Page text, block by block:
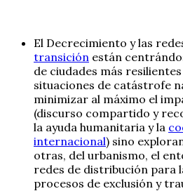
El Decrecimiento y las
transición están
de ciudades más
situaciones de catástrofe
minimizar al máximo el
(discurso compartido y
la ayuda humanitaria y la
internacional) sino
otras, del urbanismo, el
redes de distribución para
procesos de exclusión y